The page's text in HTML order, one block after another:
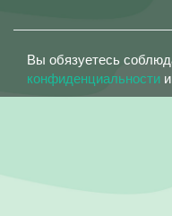
Вы обязуетесь
конфиденциальности и